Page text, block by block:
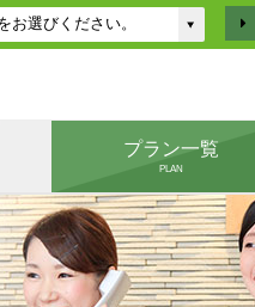
プラン一覧
PLAN